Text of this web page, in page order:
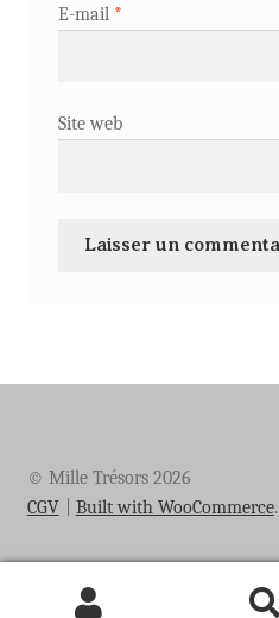
E-mail *
Site web
© Mille Trésors 2026
CGV
Built with WooCommerce.